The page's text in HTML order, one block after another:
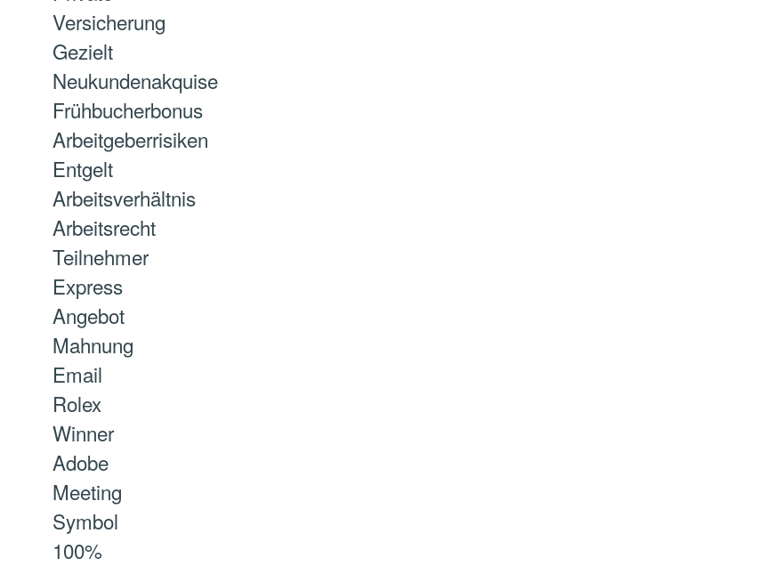
Versicherung
Gezielt
Neukundenakquise
Frühbucherbonus
Arbeitgeberrisiken
Entgelt
Arbeitsverhältnis
Arbeitsrecht
Teilnehmer
Express
Angebot
Mahnung
Email
Rolex
Winner
Adobe
Meeting
Symbol
100%